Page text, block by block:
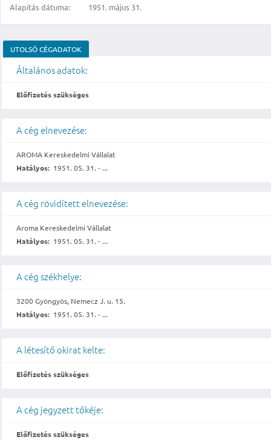
Alapítás dátuma:
1951. május 31.
UTOLSÓ CÉGADATOK
Általános adatok:
Előfizetés szükséges
A cég elnevezése:
AROMA Kereskedelmi Vállalat
Hatályos: 1951. 05. 31. - ...
A cég rövidített elnevezése:
Aroma Kereskedelmi Vállalat
Hatályos: 1951. 05. 31. - ...
A cég székhelye:
3200 Gyöngyös, Nemecz J. u. 15.
Hatályos: 1951. 05. 31. - ...
A létesítő okirat kelte:
Előfizetés szükséges
A cég jegyzett tőkéje:
Előfizetés szükséges